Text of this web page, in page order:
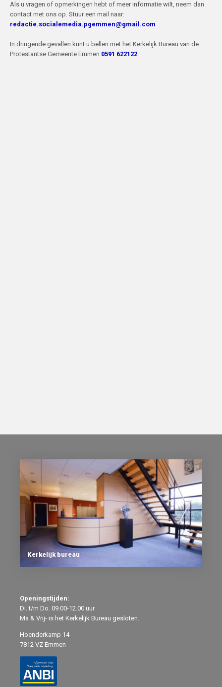
Als u vragen of opmerkingen hebt of meer informatie wilt, neem dan
contact met ons op. Stuur een mail naar:
redactie.socialemedia.pgemmen@gmail.com
In dringende gevallen kunt u bellen met het Kerkelijk Bureau van de
Protestantse Gemeente Emmen 0591 622122.
Kerkelijk bureau
Openingstijden:
Di. t/m Do. 09.00-12.00 uur
Ma & Vrij- is het Kerkelijk Bureau gesloten.
Hoenderkamp 14
7812 VZ Emmen